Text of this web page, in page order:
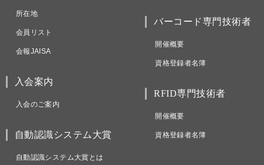
所在地
会員リスト
会報JAISA
入会案内
入会のご案内
自動認識システム大賞
自動認識システム大賞とは
バーコード専門技術者
開催概要
資格登録者名簿
RFID専門技術者
開催概要
資格登録者名簿